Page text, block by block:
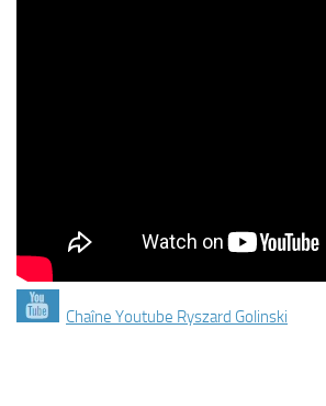
Chaîne Youtube Ryszard Golinski